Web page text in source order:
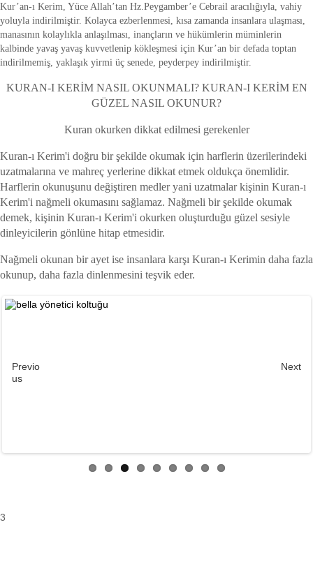
Kur’an-ı Kerim, Yüce Allah’tan Hz.Peygamber’e Cebrail aracılığıyla, vahiy
yoluyla indirilmiştir. Kolayca ezberlenmesi, kısa zamanda insanlara ulaşması,
manasının kolaylıkla anlaşılması, inançların ve hükümlerin müminlerin
kalbinde yavaş yavaş kuvvetlenip kökleşmesi için Kur’an bir defada toptan
indirilmemiş, yaklaşık yirmi üç senede, peyderpey indirilmiştir.
KURAN-I KERİM NASIL OKUNMALI? KURAN-I KERİM EN
GÜZEL NASIL OKUNUR?
Kuran okurken dikkat edilmesi gerekenler
Kuran-ı Kerim'i doğru bir şekilde okumak için harflerin üzerilerindeki
uzatmalarına ve mahreç yerlerine dikkat etmek oldukça önemlidir.
Harflerin okunuşunu değiştiren medler yani uzatmalar kişinin Kuran-ı
Kerim'i nağmeli okumasını sağlamaz. Nağmeli bir şekilde okumak
demek, kişinin Kuran-ı Kerim'i okurken oluşturduğu güzel sesiyle
dinleyicilerin gönlüne hitap etmesidir.
Nağmeli okunan bir ayet ise insanlara karşı Kuran-ı Kerimin daha fazla
okunup, daha fazla dinlenmesini teşvik eder.
Previo
us
Next
3